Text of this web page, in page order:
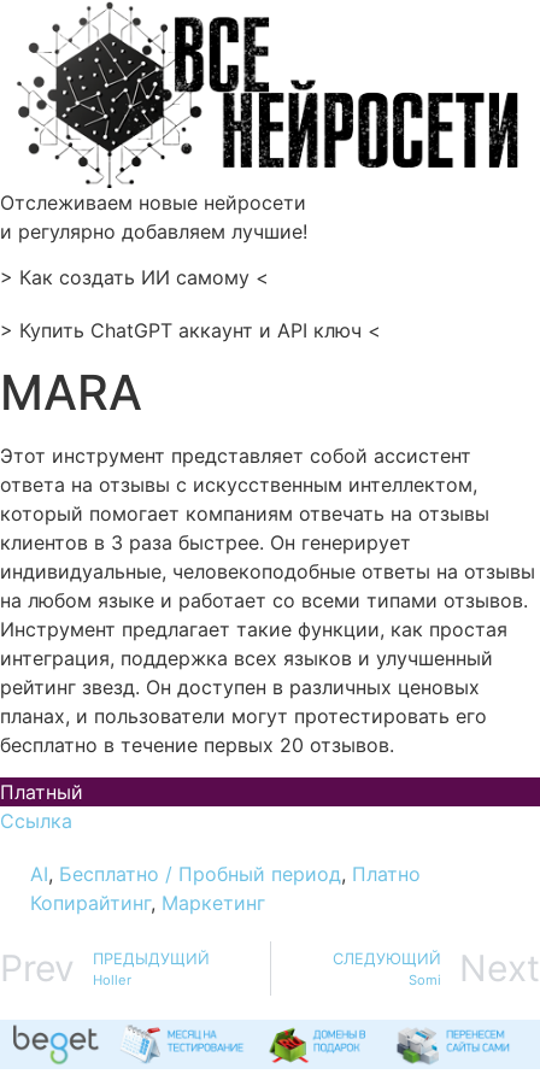
Перейти
содержимому
Отслеживаем новые нейросети
и регулярно добавляем лучшие!
> Как создать ИИ самому <
> Купить ChatGPT аккаунт и API ключ <
MARA
Этот инструмент представляет собой ассистент
ответа на отзывы с искусственным интеллектом,
который помогает компаниям отвечать на отзывы
клиентов в 3 раза быстрее. Он генерирует
индивидуальные, человекоподобные ответы на отзывы
на любом языке и работает со всеми типами отзывов.
Инструмент предлагает такие функции, как простая
интеграция, поддержка всех языков и улучшенный
рейтинг звезд. Он доступен в различных ценовых
планах, и пользователи могут протестировать его
бесплатно в течение первых 20 отзывов.
Платный
Ссылка
AI, Бесплатно / Пробный период, Платно
Копирайтинг, Маркетинг
Prev ПРЕДЫДУЩИЙ
Holler
СЛЕДУЮЩИЙ
Somi Next